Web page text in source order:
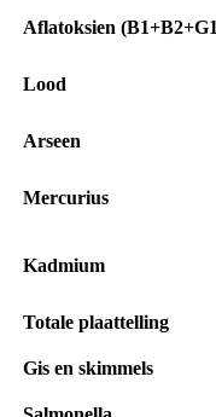
Aflatoksien
Lood
Arseen
Mercurius
Kadmium
Totale plaattelling
Gis en skimmels